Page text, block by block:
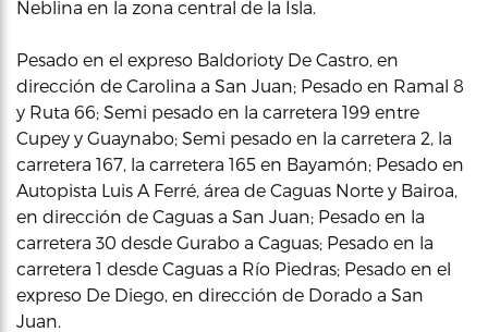
Neblina en la zona central de la Isla.
Pesado en el expreso Baldorioty De Castro, en
dirección de Carolina a San Juan; Pesado en Ramal 8
y Ruta 66; Semi pesado en la carretera 199 entre
Cupey y Guaynabo; Semi pesado en la carretera 2, la
carretera 167, la carretera 165 en Bayamón; Pesado en
Autopista Luis A Ferré, área de Caguas Norte y Bairoa,
en dirección de Caguas a San Juan; Pesado en la
carretera 30 desde Gurabo a Caguas; Pesado en la
carretera 1 desde Caguas a Río Piedras; Pesado en el
expreso De Diego, en dirección de Dorado a San
Juan.